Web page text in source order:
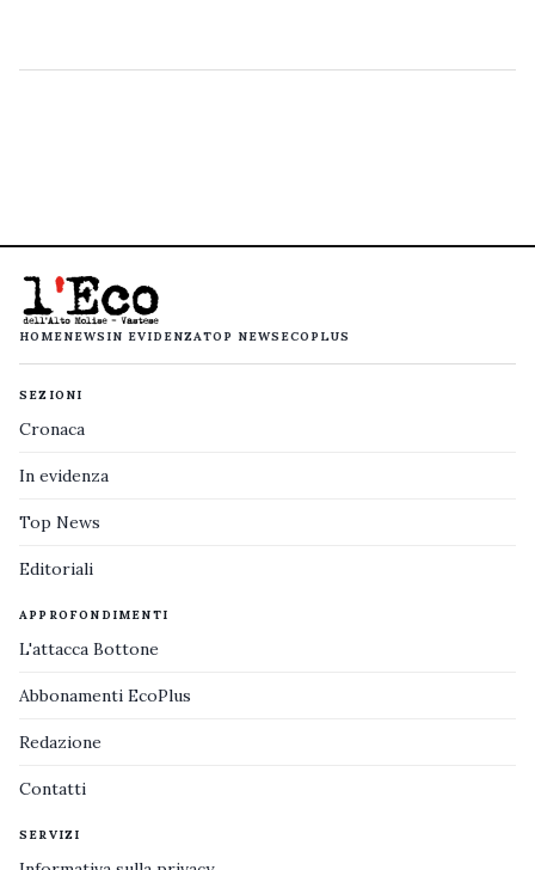
HOMENEWS IN EVIDENZATOP NEWS ECOPLUS
SEZIONI
Cronaca
In evidenza
Top News
Editoriali
APPROFONDIMENTI
L'attacca Bottone
Abbonamenti EcoPlus
Redazione
Contatti
SERVIZI